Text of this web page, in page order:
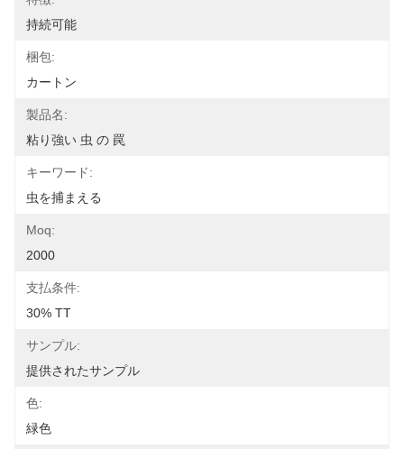
持続可能
梱包:
カートン
製品名:
粘り強い 虫 の 罠
キーワード:
虫を捕まえる
Moq:
2000
支払条件:
30% TT
サンプル:
提供されたサンプル
色:
緑色